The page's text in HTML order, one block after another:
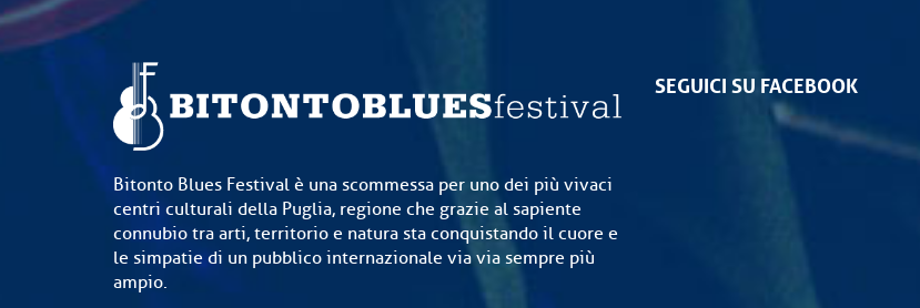
Bitonto Blues Festival è una scommessa per uno dei più vivaci
centri culturali della Puglia, regione che grazie al sapiente
connubio tra arti, territorio e natura sta conquistando il cuore e
le simpatie di un pubblico internazionale via via sempre più
ampio.
SEGUICI SU FACEBOOK